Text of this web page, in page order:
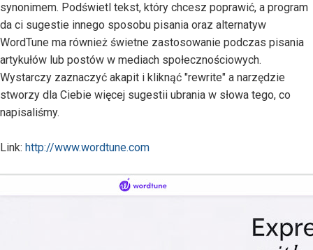
synonimem. Podświetl tekst, który chcesz poprawić, a program
da ci sugestie innego sposobu pisania oraz alternatyw
WordTune ma również świetne zastosowanie podczas pisania
artykułów lub postów w mediach społecznościowych.
Wystarczy zaznaczyć akapit i kliknąć "rewrite" a narzędzie
stworzy dla Ciebie więcej sugestii ubrania w słowa tego, co
napisaliśmy.
Link: http://www.wordtune.com